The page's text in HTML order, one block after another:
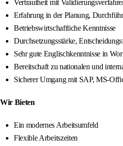
Vertrautheit mit
Erfahrung in der Planung,
Betriebswirtschaftliche Kenntnisse
Durchsetzungsstärke,
Sehr gute Englischkenntnisse in
Bereitschaft zu nationalen und
Sicherer Umgang mit SAP,
Wir Bieten
Ein modernes Arbeitsumfeld
Flexible Arbeitszeiten